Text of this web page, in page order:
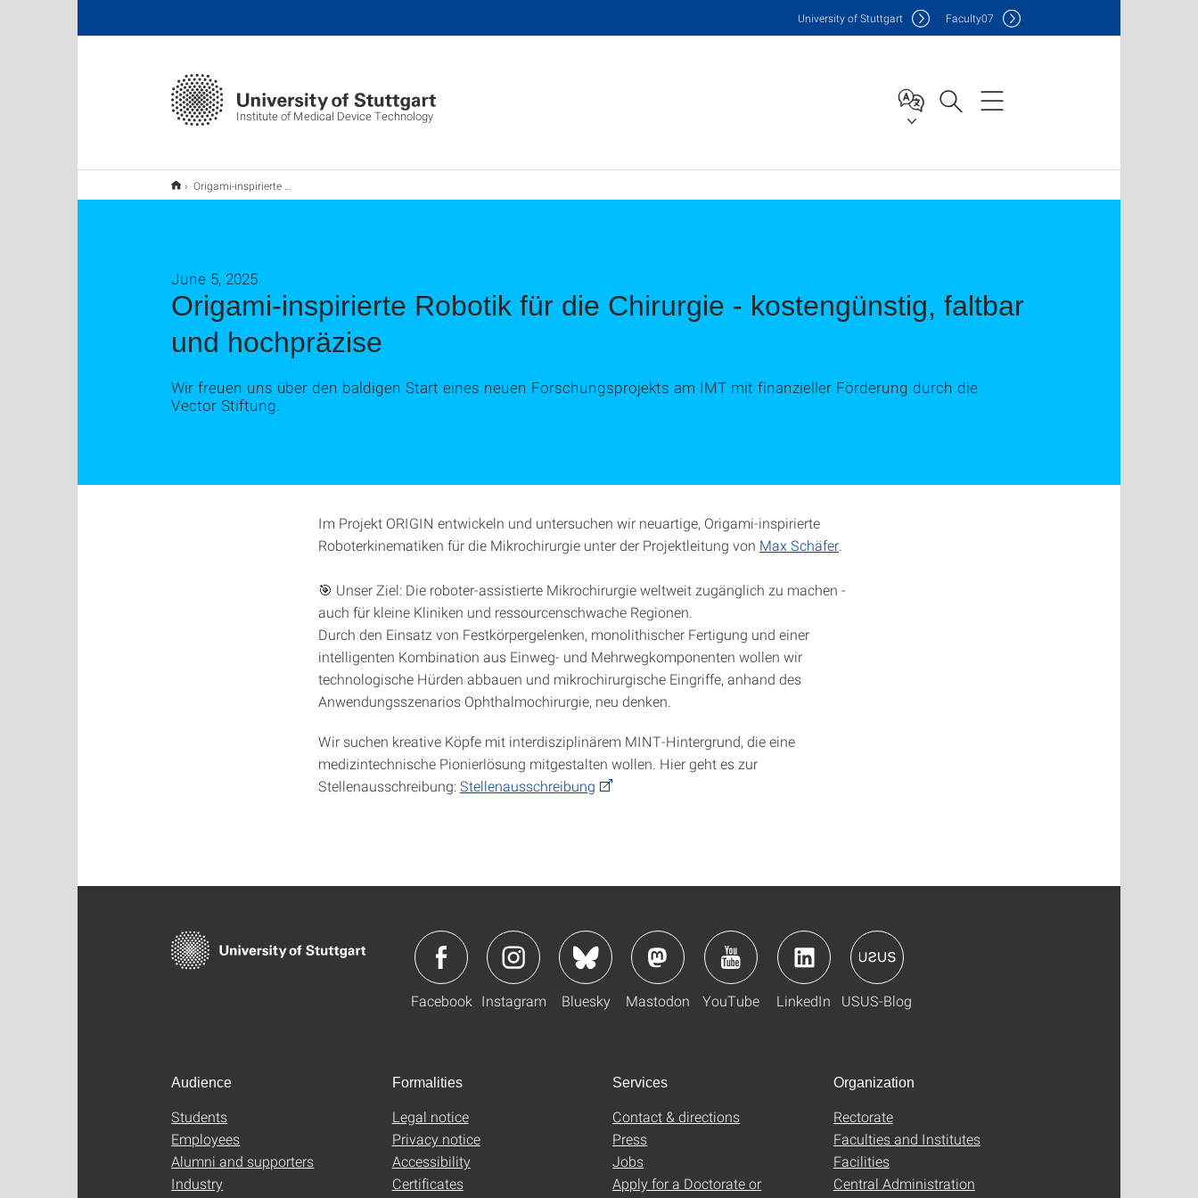
Institute of Medical Device Technology
University of Stuttgart Faculty07
Origami-inspirierte Robotik für die Chirurgie - kostengünstig, faltbar und hochpräzise
Origami-inspirierte Robotik für die Chirurgie - kostengünstig, faltbar
und hochpräzise
June 5, 2025
Wir freuen uns über den baldigen Start eines neuen Forschungsprojekts am IMT mit finanzieller Förderung durch die
Vector Stiftung.
Im Projekt ORIGIN entwickeln und untersuchen wir neuartige, Origami-inspirierte
Roboterkinematiken für die Mikrochirurgie unter der Projektleitung von Max Schäfer
🎯 Unser Ziel: Die roboter-assistierte Mikrochirurgie weltweit zugänglich zu machen -
auch für kleine Kliniken und ressourcenschwache Regionen.
Durch den Einsatz von Festkörpergelenken, monolithischer Fertigung und einer
intelligenten Kombination aus Einweg- und Mehrwegkomponenten wollen wir
technologische Hürden abbauen und mikrochirurgische Eingriffe, anhand des
Anwendungsszenarios Ophthalmochirurgie, neu denken.
Wir suchen kreative Köpfe mit interdisziplinärem MINT-Hintergrund, die eine
medizintechnische Pionierlösung mitgestalten wollen. Hier geht es zur
Stellenausschreibung:Stellenausschreibung
Facebook Instagram Bluesky Mastodon YouTube LinkedIn USUS-Blog
Audience
Students
Employees
Alumni and supporters
Industry
Formalities
Legal notice
Privacy notice
Accessibility
Certificates
Services
Contact & directions
Press
Jobs
Apply for a Doctorate or
Organization
Rectorate
Faculties and Institutes
Facilities
Central Administration